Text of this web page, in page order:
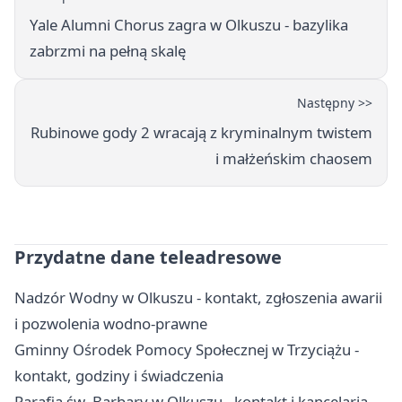
Yale Alumni Chorus zagra w Olkuszu - bazylika
zabrzmi na pełną skalę
Następny >>
Rubinowe gody 2 wracają z kryminalnym twistem
i małżeńskim chaosem
Przydatne dane teleadresowe
Nadzór Wodny w Olkuszu - kontakt, zgłoszenia awarii
i pozwolenia wodno-prawne
Gminny Ośrodek Pomocy Społecznej w Trzyciążu -
kontakt, godziny i świadczenia